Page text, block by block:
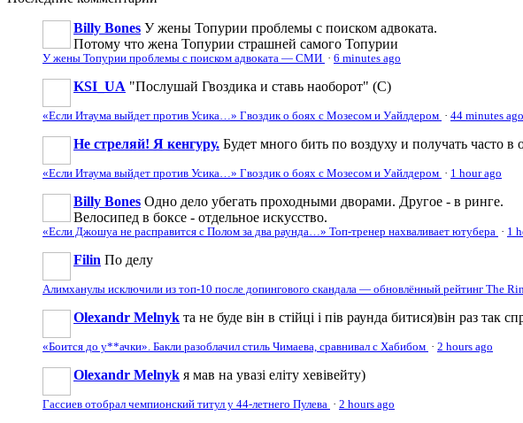
Billy Bones У жены Топурии проблемы с поиском адвоката.
Потому что жена Топурии страшней самого Топурии
У жены Топурии проблемы с поиском адвоката — СМИ · 6 minutes ago
KSI_UA "Послушай Гвоздика и ставь наоборот" (С)
«Если Итаума выйдет против Усика…» Гвоздик о боях с Мозесом и Уайлдером · 44 minutes ago
Не стреляй! Я кенгуру. Будет много бить по воздуху и получать часто
«Если Итаума выйдет против Усика…» Гвоздик о боях с Мозесом и Уайлдером · 1 hour ago
Billy Bones Одно дело убегать проходными дворами. Другое - в ринге.
Велосипед в боксе - отдельное искусство.
«Если Джошуа не расправится с Полом за два раунда…» Топ-тренер нахваливает ютубера · 1
Filin По делу
Алимханулы исключили из топ-10 после допингового скандала — обновлённый рейтинг The
Olexandr Melnyk та не буде він в стійці і пів раунда битися)він раз так
«Боится до у**ачки». Бакли разоблачил стиль Чимаева, сравнивал с Хабибом · 2 hours ago
Olexandr Melnyk я мав на увазі еліту хевівейту)
Гассиев отобрал чемпионский титул у 44-летнего Пулева · 2 hours ago